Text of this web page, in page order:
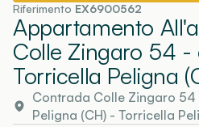
Riferimento EX6900562
Appartamento
Colle Zingaro 54 -
Torricella Peligna
Contrada Colle Zingaro
Peligna (CH) -Torricella